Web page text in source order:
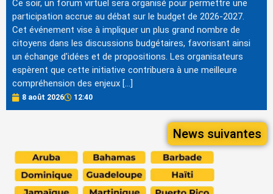
Ce soir, un forum virtuel sera organisé pour permettre une
participation accrue au débat sur le budget de 2026-2027.
Cet événement vise à impliquer un plus grand nombre de
citoyens dans les discussions budgétaires, favorisant ainsi
un échange d'idées et de propositions. Les organisateurs
espèrent que cette initiative contribuera à une meilleure
compréhension des enjeux […]
8 août 2026 12:40
News suivantes